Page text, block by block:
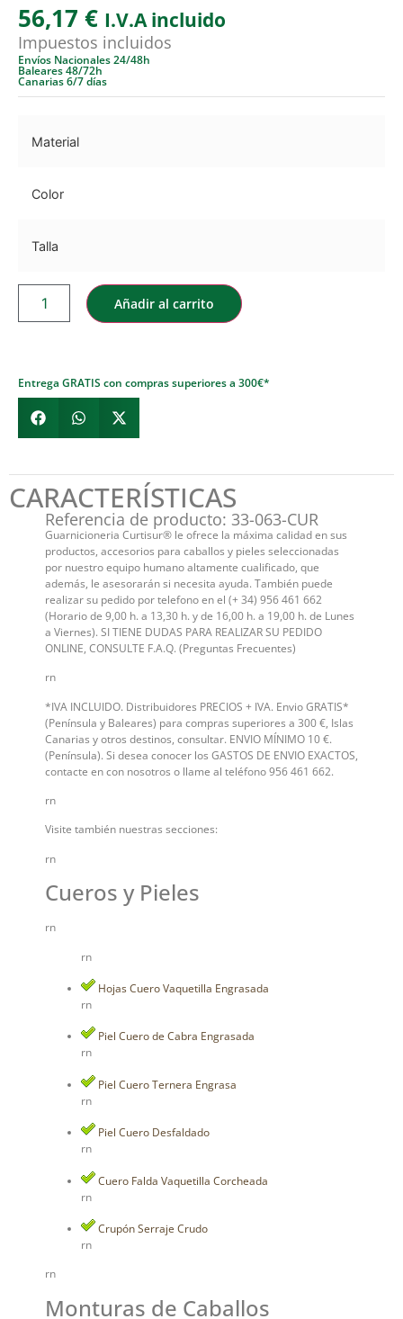
56,17 € I.V.A incluido
Impuestos incluidos
Envíos Nacionales 24/48h
Baleares 48/72h
Canarias 6/7 días
Material
Color
Talla
Añadir al carrito
Entrega GRATIS con compras superiores a 300€*
CARACTERÍSTICAS
Referencia de producto: 33-063-CUR
Guarnicioneria Curtisur® le ofrece la máxima calidad en sus
productos, accesorios para caballos y pieles seleccionadas
por nuestro equipo humano altamente cualificado, que
además, le asesorarán si necesita ayuda. También puede
realizar su pedido por telefono en el (+ 34) 956 461 662
(Horario de 9,00 h. a 13,30 h. y de 16,00 h. a 19,00 h. de Lunes
a Viernes). SI TIENE DUDAS PARA REALIZAR SU PEDIDO
ONLINE, CONSULTE F.A.Q. (Preguntas Frecuentes)
rn
*IVA INCLUIDO. Distribuidores PRECIOS + IVA. Envio GRATIS*
(Península y Baleares) para compras superiores a 300 €, Islas
Canarias y otros destinos, consultar. ENVIO MÍNIMO 10 €.
(Península). Si desea conocer los GASTOS DE ENVIO EXACTOS,
contacte en con nosotros o llame al teléfono 956 461 662.
rn
Visite también nuestras secciones:
rn
Cueros y Pieles
rn
rn
Hojas Cuero Vaquetilla Engrasada
rn
Piel Cuero de Cabra Engrasada
rn
Piel Cuero Ternera Engrasa
rn
Piel Cuero Desfaldado
rn
Cuero Falda Vaquetilla Corcheada
rn
Crupón Serraje Crudo
rn
rn
Monturas de Caballos